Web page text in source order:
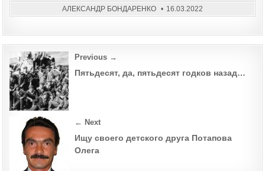
АЛЕКСАНДР БОНДАРЕНКО 16.03.2022
Post
navigation
Previous →
Пятьдесят, да, пятьдесят годков назад…
← Next
Ищу своего детского друга Потапова
Олега